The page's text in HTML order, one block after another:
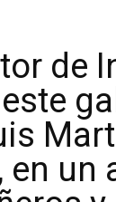
de
en un